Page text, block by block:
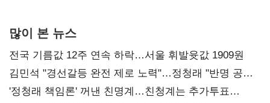
많이 본 뉴스
전국 기름값 12주 연속 하락…서울 휘발윳값 1909원
김민석 "경선갈등 완전 제로 노력"…정청래 "반명 공세
사과부터"
'정청래 책임론' 꺼낸 친명계…친청계는 추가투표